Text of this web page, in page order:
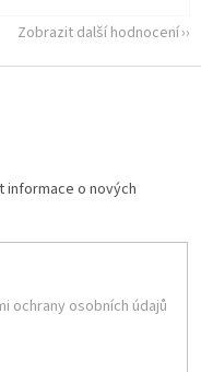
Zobrazit další hodnocení
informace o nových
ochrany osobních údajů